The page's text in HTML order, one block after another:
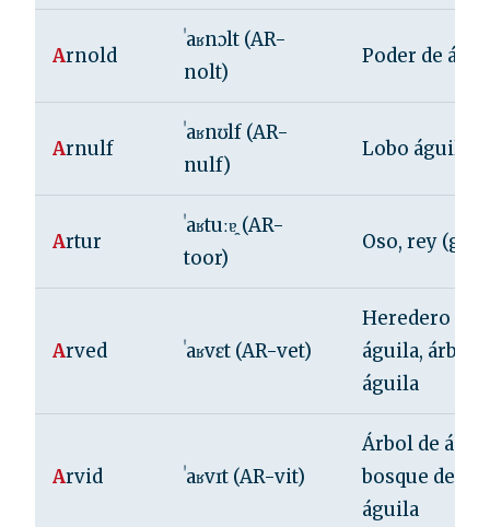
Arnold
ˈaʁnɔlt (AR-
nolt)
Poder de
Arnulf
ˈaʁnʊlf (AR-
nulf)
Lobo águila
Artur
ˈaʁtuːɐ̯ (AR-
toor)
Oso, rey
Arved ˈaʁvɛt (AR-vet)
Heredero de
águila, árbol
águila
Arvid ˈaʁvɪt (AR-vit)
Árbol de
bosque de
águila